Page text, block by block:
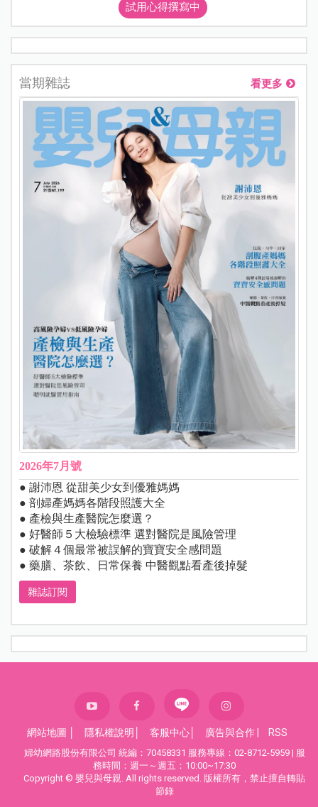
試用心得撰寫中
當期雜誌 看更多
2026年7月號
● 謝沛恩 從甜美少女到優雅媽媽
● 剖婦產媽媽各階段照護大全
● 產檢與生產醫院怎麼選？
● 好醫師５大檢驗標準 選對醫院是風險管理
● 破解４個最常被誤解的寶寶安全感問題
● 藥膳、茶飲、日常保養 中醫觀點看產後掉髮
雜誌訂閱
網站地圖 隱私權說明 客服中心 廣告與合作 RSS
婦幼網路股份有限公司 統編：70458331 服務專線：02-8712-5959 | 服
務時間：週一～週五：10:00~17:30
Copyright © 嬰兒與母親. All rights reserved. 版權所有，禁止擅自轉貼
節錄